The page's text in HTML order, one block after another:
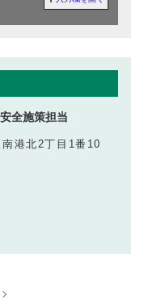
全施策担当
港北2丁目1番10